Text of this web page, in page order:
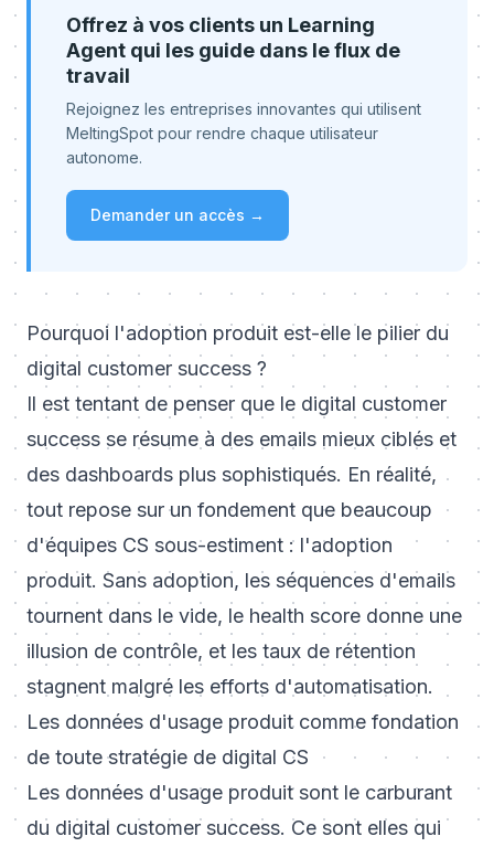
Offrez à vos clients un Learning
Agent qui les guide dans le flux de
travail
Rejoignez les entreprises innovantes qui utilisent
MeltingSpot pour rendre chaque utilisateur
autonome.
Demander un accès →
Pourquoi l'adoption produit est-elle le pilier du
digital customer success ?
Il est tentant de penser que le digital customer
success se résume à des emails mieux ciblés et
des dashboards plus sophistiqués. En réalité,
tout repose sur un fondement que beaucoup
d'équipes CS sous-estiment : l'adoption
produit. Sans adoption, les séquences d'emails
tournent dans le vide, le health score donne une
illusion de contrôle, et les taux de rétention
stagnent malgré les efforts d'automatisation.
Les données d'usage produit comme fondation
de toute stratégie de digital CS
Les données d'usage produit sont le carburant
du digital customer success. Ce sont elles qui